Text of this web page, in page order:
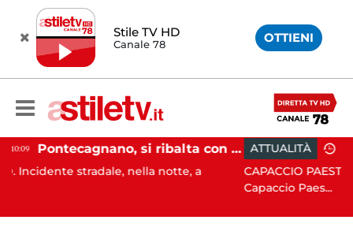
Stile TV HD
Canale 78 OTTIENI
Pontecagnano, si ribalta con l'auto alla rotatoria: giovane ferito
nella notte, a
ATTUALITÀ 15:05
CAPACCIO PAESTUM. Incisiva
Capaccio Paes...